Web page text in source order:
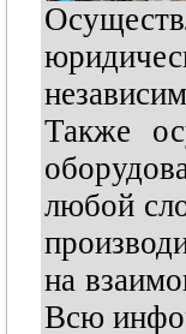
Также
любой
на
Всю